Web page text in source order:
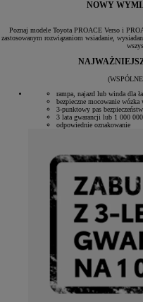
NOWY
Poznaj modele Toyota PROACE Verso i
zastosowanym rozwiązaniom wsiadanie,
rampa, najazd lub winda dla
bezpieczne mocowanie wózka
3-punktowy pas
3 lata gwarancji lub 1 000
odpowiednie oznakowanie